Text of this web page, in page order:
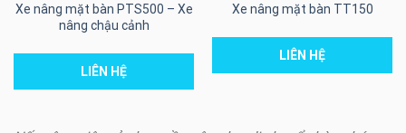
Xe nâng mặt bàn PTS500 – Xe
nâng chậu cảnh
LIÊN HỆ
Xe nâng mặt bàn TT150
LIÊN HỆ